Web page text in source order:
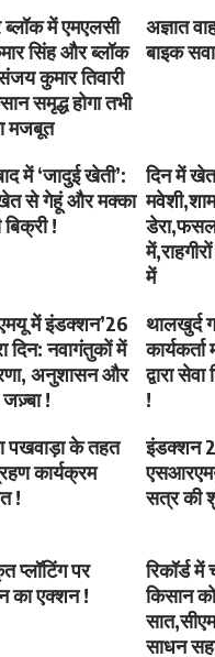
ब्लॉक में एमएलसी
सिंह और ब्लॉक
कुमार तिवारी
समृद्ध होगा तभी
मजबूत
अज्ञात
बाइक
में ‘जादुई खेती’:
से गेहूं और मक्का
बिक्री !
दिन में
में
में इंडक्शन’26
दिन: नवागंतुकों में
अनुशासन और
!
थालखुर्द
द्वारा
!
पखवाड़ा के तहत
कार्यक्रम
!
इंडक्शन
सत्र की
प्लॉटिंग पर
का एक्शन !
रिकॉर्ड में
किसान
साधन